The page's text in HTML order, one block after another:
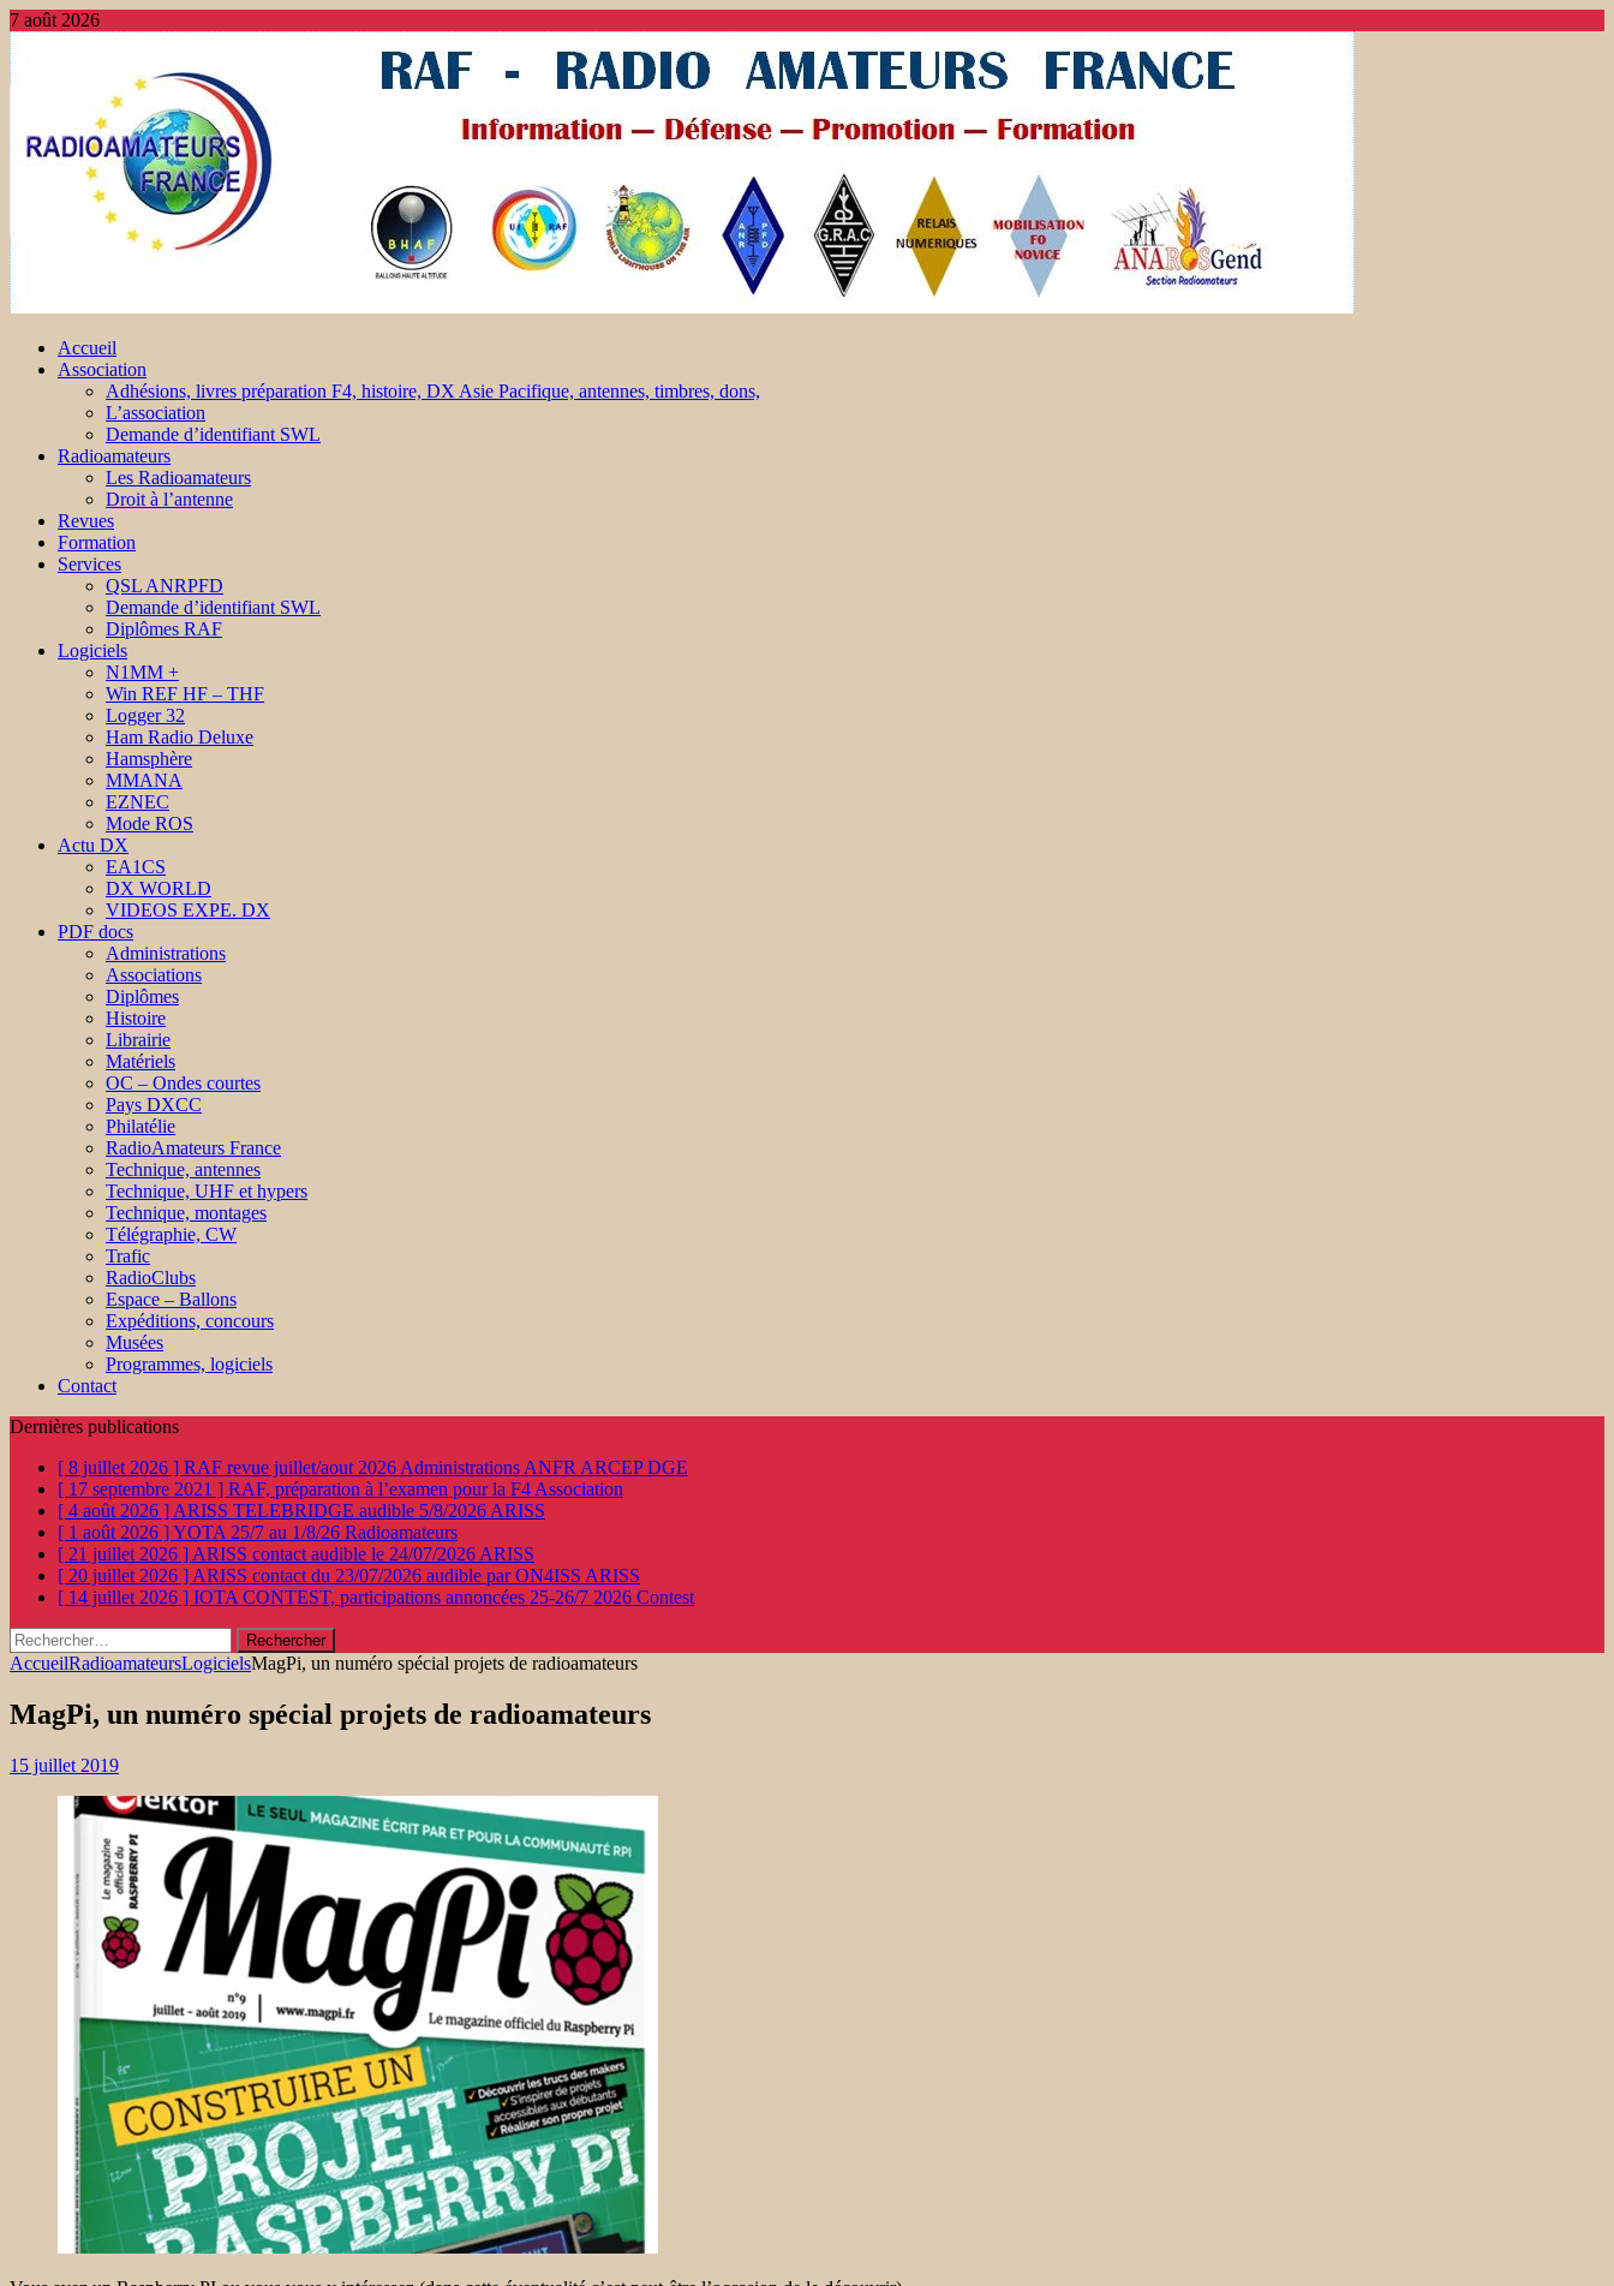
7 août 2026
Accueil
Association
Adhésions, livres préparation F4, histoire, DX Asie Pacifique, antennes, timbres, dons,
L’association
Demande d’identifiant SWL
Radioamateurs
Les Radioamateurs
Droit à l’antenne
Revues
Formation
Services
QSL ANRPFD
Demande d’identifiant SWL
Diplômes RAF
Logiciels
N1MM +
Win REF HF – THF
Logger 32
Ham Radio Deluxe
Hamsphère
MMANA
EZNEC
Mode ROS
Actu DX
EA1CS
DX WORLD
VIDEOS EXPE. DX
PDF docs
Administrations
Associations
Diplômes
Histoire
Librairie
Matériels
OC – Ondes courtes
Pays DXCC
Philatélie
RadioAmateurs France
Technique, antennes
Technique, UHF et hypers
Technique, montages
Télégraphie, CW
Trafic
RadioClubs
Espace – Ballons
Expéditions, concours
Musées
Programmes, logiciels
Contact
Dernières publications
[ 8 juillet 2026 ] RAF revue juillet/aout 2026 Administrations ANFR ARCEP DGE
[ 17 septembre 2021 ] RAF, préparation à l’examen pour la F4 Association
[ 4 août 2026 ] ARISS TELEBRIDGE audible 5/8/2026 ARISS
[ 1 août 2026 ]YOTA 25/7 au 1/8/26 Radioamateurs
[ 21 juillet 2026 ] ARISS contact audible le 24/07/2026 ARISS
[ 20 juillet 2026 ] ARISS contact du 23/07/2026 audible par ON4ISS ARISS
[ 14 juillet 2026 ] IOTA CONTEST, participations annoncées 25-26/7 2026 Contest
Rechercher :
AccueilRadioamateursLogicielsMagPi, un numéro spécial projets de radioamateurs
MagPi, un numéro spécial projets de radioamateurs
15 juillet 2019